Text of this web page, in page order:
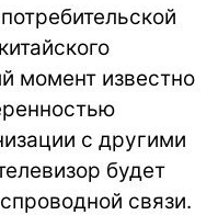
момент известно
с другими
будет
связи.